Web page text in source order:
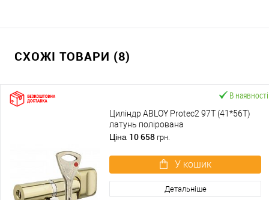
СХОЖІ ТОВАРИ (8)
В наявності
Циліндр ABLOY Protec2 97T (41*56T)
латунь полірована
Ціна 10 658 грн.
У кошик
Детальніше